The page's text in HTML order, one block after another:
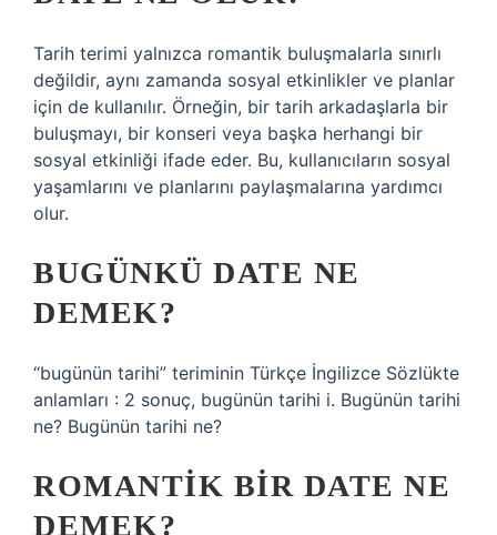
Tarih terimi yalnızca romantik buluşmalarla sınırlı
değildir, aynı zamanda sosyal etkinlikler ve planlar
için de kullanılır. Örneğin, bir tarih arkadaşlarla bir
buluşmayı, bir konseri veya başka herhangi bir
sosyal etkinliği ifade eder. Bu, kullanıcıların sosyal
yaşamlarını ve planlarını paylaşmalarına yardımcı
olur.
BUGÜNKÜ DATE NE
DEMEK?
“bugünün tarihi” teriminin Türkçe İngilizce Sözlükte
anlamları : 2 sonuç, bugünün tarihi i. Bugünün tarihi
ne? Bugünün tarihi ne?
ROMANTIK BIR DATE NE
DEMEK?